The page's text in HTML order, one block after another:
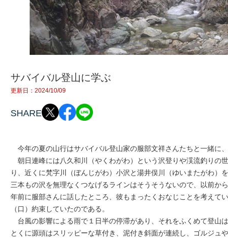
サバイバル登山に学ぶ
更新日：2024/10/09
SHARE
今年の夏の山行はサバイバル登山家の服部文祥さんたちと一緒に
朝日連峰には八久和川（やくわがわ）という沢登りや渓流釣りの
り、近くに梵字川（ぼんじがわ）小沢と湯井俣川（ゆいまたがわ）
三本もの沢を無理なくつなげるラインはそうそうないので、以前か
年前に服部さんに話したところ、彼もまったくおなじことを考えて
（口）約束していたのである。
台風の影響による雨で１日半の停滞があり、それをふくめて登山
とくに源頭はスリッピーな草付き、泥付き斜面が連続し、ゴルジュ